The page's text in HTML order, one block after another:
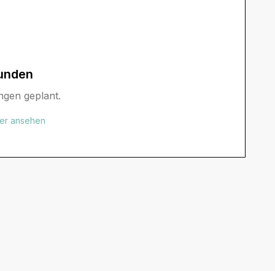
geplant.
ansehen